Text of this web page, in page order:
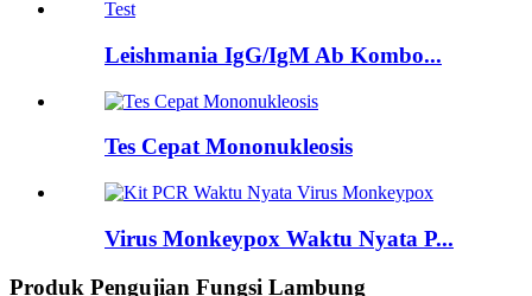
Leishmania IgG/IgM Ab Kombo...
Tes Cepat Mononukleosis
Virus Monkeypox Waktu Nyata P...
Produk Pengujian Fungsi Lambung